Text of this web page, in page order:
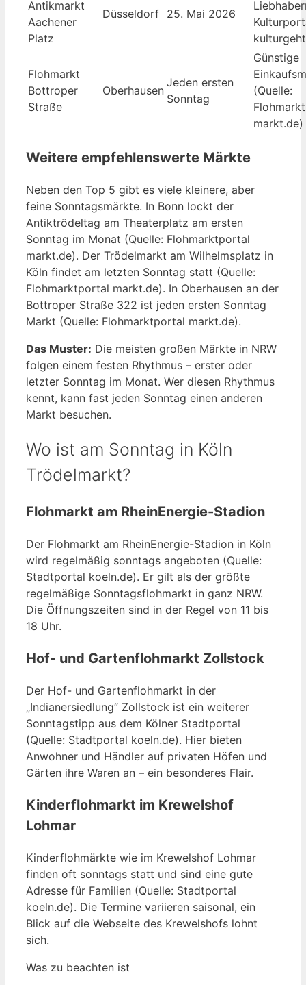
Antikmarkt
Aachener
Platz
Düsseldorf 25. Mai 2026
Flohmarkt
Bottroper
Straße
Oberhausen
Jeden ersten
Sonntag
Günstige
(Quelle:
markt.de)
Weitere empfehlenswerte Märkte
Neben den Top 5 gibt es viele kleinere, aber
feine Sonntagsmärkte. In Bonn lockt der
Antiktrödeltag am Theaterplatz am ersten
Sonntag im Monat (Quelle: Flohmarktportal
markt.de). Der Trödelmarkt am Wilhelmsplatz in
Köln findet am letzten Sonntag statt (Quelle:
Flohmarktportal markt.de). In Oberhausen an der
Bottroper Straße 322 ist jeden ersten Sonntag
Markt (Quelle: Flohmarktportal markt.de).
Das Muster: Die meisten großen Märkte in NRW
folgen einem festen Rhythmus – erster oder
letzter Sonntag im Monat. Wer diesen Rhythmus
kennt, kann fast jeden Sonntag einen anderen
Markt besuchen.
Wo ist am Sonntag in Köln
Trödelmarkt?
Flohmarkt am RheinEnergie-Stadion
Der Flohmarkt am RheinEnergie-Stadion in Köln
wird regelmäßig sonntags angeboten (Quelle:
Stadtportal koeln.de). Er gilt als der größte
regelmäßige Sonntagsflohmarkt in ganz NRW.
Die Öffnungszeiten sind in der Regel von 11 bis
18 Uhr.
Hof- und Gartenflohmarkt Zollstock
Der Hof- und Gartenflohmarkt in der
„Indianersiedlung“ Zollstock ist ein weiterer
Sonntagstipp aus dem Kölner Stadtportal
(Quelle: Stadtportal koeln.de). Hier bieten
Anwohner und Händler auf privaten Höfen und
Gärten ihre Waren an – ein besonderes Flair.
Kinderflohmarkt im Krewelshof
Lohmar
Kinderflohmärkte wie im Krewelshof Lohmar
finden oft sonntags statt und sind eine gute
Adresse für Familien (Quelle: Stadtportal
koeln.de). Die Termine variieren saisonal, ein
Blick auf die Webseite des Krewelshofs lohnt
sich.
Was zu beachten ist